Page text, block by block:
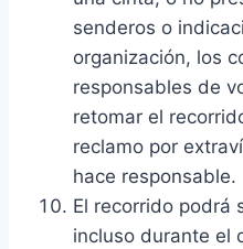
senderos o
organización, los
responsables de
retomar el
reclamo por
hace responsable.
El recorrido podrá
incluso durante el